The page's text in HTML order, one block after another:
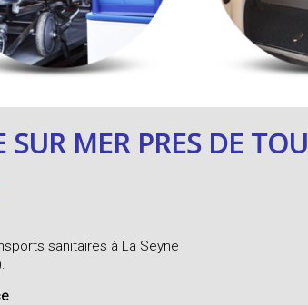
SUR MER PRES DE
sanitaires à La Seyne